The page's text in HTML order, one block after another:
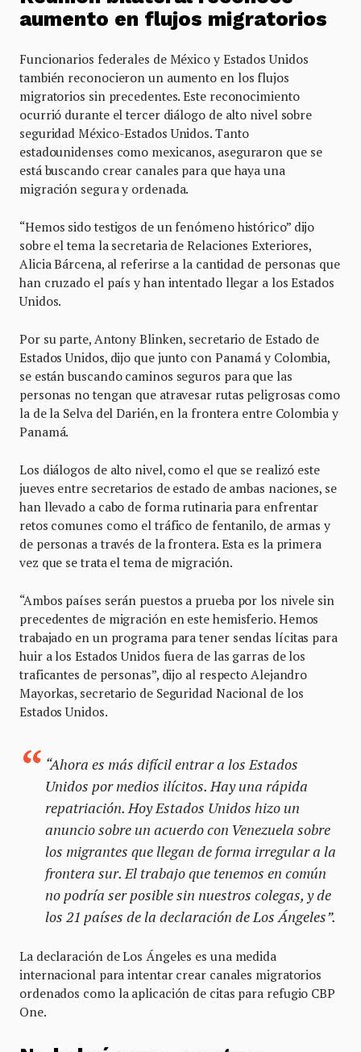
aumento en flujos migratorios
Funcionarios federales de México y Estados Unidos
también reconocieron un aumento en los flujos
migratorios sin precedentes. Este reconocimiento
ocurrió durante el tercer diálogo de alto nivel sobre
seguridad México-Estados Unidos. Tanto
estadounidenses como mexicanos, aseguraron que se
está buscando crear canales para que haya una
migración segura y ordenada.
“Hemos sido testigos de un fenómeno histórico” dijo
sobre el tema la secretaria de Relaciones Exteriores,
Alicia Bárcena, al referirse a la cantidad de personas que
han cruzado el país y han intentado llegar a los Estados
Unidos.
Por su parte, Antony Blinken, secretario de Estado de
Estados Unidos, dijo que junto con Panamá y Colombia,
se están buscando caminos seguros para que las
personas no tengan que atravesar rutas peligrosas como
la de la Selva del Darién, en la frontera entre Colombia y
Panamá.
Los diálogos de alto nivel, como el que se realizó este
jueves entre secretarios de estado de ambas naciones, se
han llevado a cabo de forma rutinaria para enfrentar
retos comunes como el tráfico de fentanilo, de armas y
de personas a través de la frontera. Esta es la primera
vez que se trata el tema de migración.
“Ambos países serán puestos a prueba por los nivele sin
precedentes de migración en este hemisferio. Hemos
trabajado en un programa para tener sendas lícitas para
huir a los Estados Unidos fuera de las garras de los
traficantes de personas”, dijo al respecto Alejandro
Mayorkas, secretario de Seguridad Nacional de los
Estados Unidos.
“Ahora es más difícil entrar a los Estados
Unidos por medios ilícitos. Hay una rápida
repatriación. Hoy Estados Unidos hizo un
anuncio sobre un acuerdo con Venezuela sobre
los migrantes que llegan de forma irregular a la
frontera sur. El trabajo que tenemos en común
no podría ser posible sin nuestros colegas, y de
los 21 países de la declaración de Los Ángeles”.
La declaración de Los Ángeles es una medida
internacional para intentar crear canales migratorios
ordenados como la aplicación de citas para refugio CBP
One.